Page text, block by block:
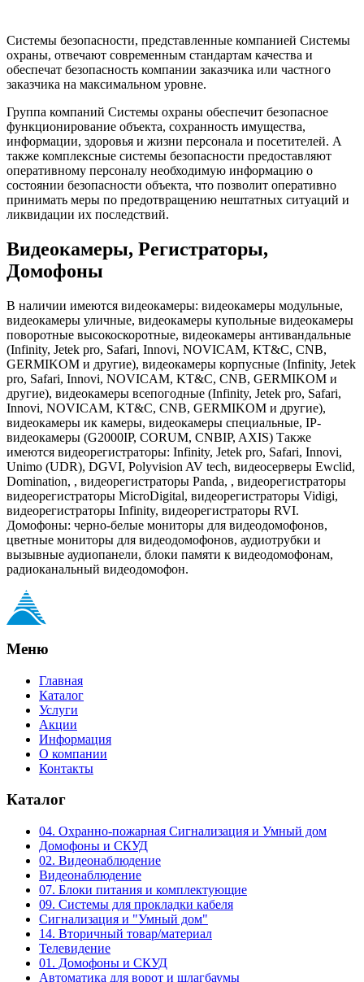
Системы безопасности, представленные компанией Системы
охраны, отвечают современным стандартам качества и
обеспечат безопасность компании заказчика или частного
заказчика на максимальном уровне.
Группа компаний Системы охраны обеспечит безопасное
функционирование объекта, сохранность имущества,
информации, здоровья и жизни персонала и посетителей. А
также комплексные системы безопасности предоставляют
оперативному персоналу необходимую информацию о
состоянии безопасности объекта, что позволит оперативно
принимать меры по предотвращению нештатных ситуаций и
ликвидации их последствий.
Видеокамеры, Регистраторы,
Домофоны
В наличии имеются видеокамеры: видеокамеры модульные,
видеокамеры уличные, видеокамеры купольные видеокамеры
поворотные высокоскоротные, видеокамеры антивандальные
(Infinity, Jetek pro, Safari, Innovi, NOVICAM, KT&C, CNB,
GERMIKOM и другие), видеокамеры корпусные (Infinity, Jetek
pro, Safari, Innovi, NOVICAM, KT&C, CNB, GERMIKOM и
другие), видеокамеры всепогодные (Infinity, Jetek pro, Safari,
Innovi, NOVICAM, KT&C, CNB, GERMIKOM и другие),
видеокамеры ик камеры, видеокамеры специальные, IP-
видеокамеры (G2000IP, CORUM, CNBIP, AXIS) Также
имеются видеорегистраторы: Infinity, Jetek pro, Safari, Innovi,
Unimo (UDR), DGVI, Polyvision AV tech, видеосерверы Ewclid,
Domination, , видеорегистраторы Panda, , видеорегистраторы
видеорегистраторы MicroDigital, видеорегистраторы Vidigi,
видеорегистраторы Infinity, видеорегистраторы RVI.
Домофоны: черно-белые мониторы для видеодомофонов,
цветные мониторы для видеодомофонов, аудиотрубки и
вызывные аудиопанели, блоки памяти к видеодомофонам,
радиоканальный видеодомофон.
Меню
Главная
Каталог
Услуги
Акции
Информация
О компании
Контакты
Каталог
04. Охранно-пожарная Сигнализация и Умный дом
Домофоны и СКУД
02. Видеонаблюдение
Видеонаблюдение
07. Блоки питания и комплектующие
09. Системы для прокладки кабеля
Сигнализация и "Умный дом"
14. Вторичный товар/материал
Телевидение
01. Домофоны и СКУД
Автоматика для ворот и шлагбаумы